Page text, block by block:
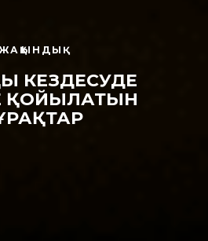
ЖАҚЫНДЫҚ
КЕЗДЕСУДЕ
ҚОЙЫЛАТЫН